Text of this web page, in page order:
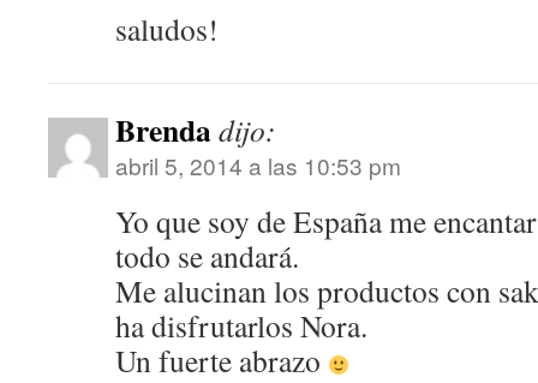
saludos!
Brendadijo:
abril 5, 2014 a las 10:53 pm
Yo que soy de España me
todo se andará.
Me alucinan los productos con
ha disfrutarlos Nora.
Un fuerte abrazo